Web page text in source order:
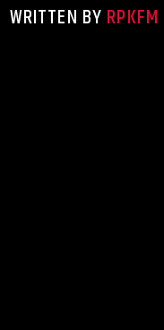
WRITTEN BY RPKFM